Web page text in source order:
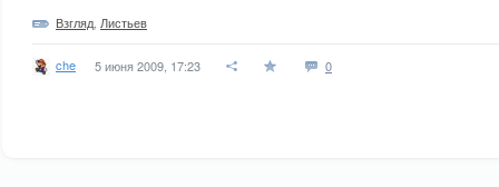
Взгляд Листьев
che 5 июня 2009, 17:23 0